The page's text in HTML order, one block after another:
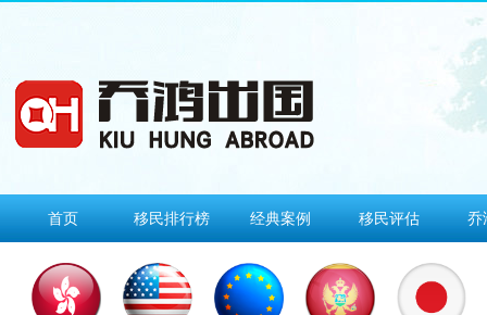
首页 移民排行榜 经典案例 移民评估 乔